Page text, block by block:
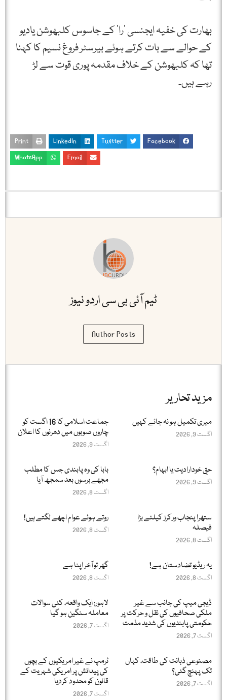
بھارت کی خفیہ ایجنسی ’را‘ کے جاسوس کلبھوشن یادیو
کے حوالے سے بات کرتے ہوئے بیرسٹر فروغ نسیم کا کہنا
تھا کہ کلبھوشن کے خلاف مقدمہ پوری قوت سے لڑ
رہے ہیں۔
Facebook
Twitter
LinkedIn
Print
Email
WhatsApp
ٹیم آئی بی سی اردو نیوز
Author Posts
مزید تحاریر
میری تکمیل ہو نہ جائے کہیں
اگست 9, 2026
جماعت اسلامی کا 16 اگست کو
چاروں صوبوں میں دھرنوں کا اعلان
اگست 9, 2026
حقِ خودارادیت یا ابہام؟
اگست 9, 2026
بابا کی وہ پابندی جس کا مطلب
مجھے برسوں بعد سمجھ آیا
اگست 8, 2026
ستھرا پنجاب ورکرز کیلئے بڑا
فیصلہ
اگست 8, 2026
روتے ہوئے عوام اچھے لگتے ہیں!
اگست 8, 2026
یہ ریڈیو تضادستان ہے!
اگست 8, 2026
گھر تو آخر اپنا ہے
اگست 8, 2026
ڈیجی میپ کی جانب سے غیر
ملکی صحافیوں کی نقل و حرکت پر
حکومتی پابندیوں کی شدید مذمت
اگست 7, 2026
لاہور: ایک واقعہ، کئی سوالات
معاملہ سنگین ہو گیا
اگست 7, 2026
مصنوعی ذہانت کی طاقت، کہاں
تک پہنچ گئی؟
اگست 7, 2026
ٹرمپ نے غیر امریکیوں کے بچوں
کی پیدائش پر امریکی شہریت کے
قانون کو محدود کردیا
اگست 7, 2026